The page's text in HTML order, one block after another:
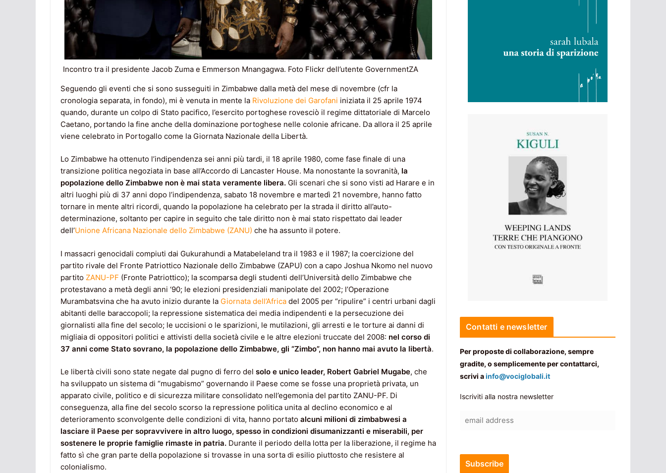
Incontro tra il presidente Jacob Zuma e Emmerson Mnangagwa. Foto Flickr dell’utente GovernmentZA
Seguendo gli eventi che si sono susseguiti in Zimbabwe dalla metà del mese di novembre (cfr la
cronologia separata, in fondo), mi è venuta in mente la Rivoluzione dei Garofani iniziata il 25 aprile 1974
quando, durante un colpo di Stato pacifico, l’esercito portoghese rovesciò il regime dittatoriale di Marcelo
Caetano, portando la fine anche della dominazione portoghese nelle colonie africane. Da allora il 25 aprile
viene celebrato in Portogallo come la Giornata Nazionale della Libertà.
Lo Zimbabwe ha ottenuto l’indipendenza sei anni più tardi, il 18 aprile 1980, come fase finale di una
transizione politica negoziata in base all’Accordo di Lancaster House. Ma nonostante la sovranità, la
popolazione dello Zimbabwe non è mai stata veramente libera. Gli scenari che si sono visti ad Harare e in
altri luoghi più di 37 anni dopo l’indipendenza, sabato 18 novembre e martedì 21 novembre, hanno fatto
tornare in mente altri ricordi, quando la popolazione ha celebrato per la strada il diritto all’auto-
determinazione, soltanto per capire in seguito che tale diritto non è mai stato rispettato dai leader
dell’Unione Africana Nazionale dello Zimbabwe (ZANU) che ha assunto il potere.
I massacri genocidali compiuti dai Gukurahundi a Matabeleland tra il 1983 e il 1987; la coercizione del
partito rivale del Fronte Patriottico Nazionale dello Zimbabwe (ZAPU) con a capo Joshua Nkomo nel nuovo
partito ZANU-PF (Fronte Patriottico); la scomparsa degli studenti dell’Università dello Zimbabwe che
protestavano a metà degli anni ‘90; le elezioni presidenziali manipolate del 2002; l’Operazione
Murambatsvina che ha avuto inizio durante la Giornata dell’Africa del 2005 per “ripulire” i centri urbani dagli
abitanti delle baraccopoli; la repressione sistematica dei media indipendenti e la persecuzione dei
giornalisti alla fine del secolo; le uccisioni o le sparizioni, le mutilazioni, gli arresti e le torture ai danni di
migliaia di oppositori politici e attivisti della società civile e le altre elezioni truccate del 2008: nel corso di
37 anni come Stato sovrano, la popolazione dello Zimbabwe, gli “Zimbo”, non hanno mai avuto la libertà.
Le libertà civili sono state negate dal pugno di ferro del solo e unico leader, Robert Gabriel Mugabe, che
ha sviluppato un sistema di “mugabismo” governando il Paese come se fosse una proprietà privata, un
apparato civile, politico e di sicurezza militare consolidato nell’egemonia del partito ZANU-PF. Di
conseguenza, alla fine del secolo scorso la repressione politica unita al declino economico e al
deterioramento sconvolgente delle condizioni di vita, hanno portato alcuni milioni di zimbabwesi a
lasciare il Paese per sopravvivere in altro luogo, spesso in condizioni disumanizzanti e miserabili, per
sostenere le proprie famiglie rimaste in patria. Durante il periodo della lotta per la liberazione, il regime ha
fatto sì che gran parte della popolazione si trovasse in una sorta di esilio piuttosto che resistere al
colonialismo.
Contatti e newsletter
Per proposte di collaborazione, sempre
gradite, o semplicemente per contattarci,
scrivi ainfo@vociglobali.it
Iscriviti alla nostra newsletter